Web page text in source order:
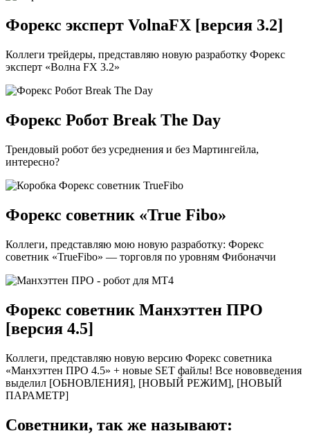
Форекс эксперт VolnaFX [версия 3.2]
Коллеги трейдеры, представляю новую разработку Форекс
эксперт «Волна FX 3.2»
Форекс Робот Break The Day
Трендовый робот без усреднения и без Мартингейла,
интересно?
Форекс советник «True Fibo»
Коллеги, представляю мою новую разработку: Форекс
советник «TrueFibo» — торговля по уровням Фибоначчи
Форекс советник Манхэттен ПРО
[версия 4.5]
Коллеги, представляю новую версию Форекс советника
«Манхэттен ПРО 4.5» + новые SET файлы! Все нововведения
выделил [ОБНОВЛЕНИЯ], [НОВЫЙ РЕЖИМ], [НОВЫЙ
ПАРАМЕТР]
Советники, так же называют: